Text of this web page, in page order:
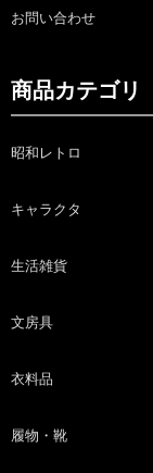
お問い合わせ
商品カテゴリ
昭和レトロ
キャラクタ
生活雑貨
文房具
衣料品
履物・靴